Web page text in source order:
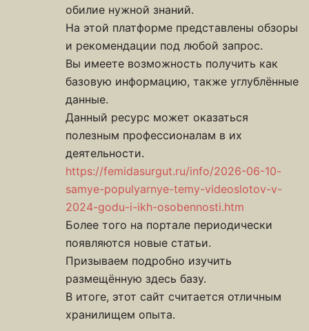
обилие нужной знаний.
На этой платформе представлены обзоры
и рекомендации под любой запрос.
Вы имеете возможность получить как
базовую информацию, также углублённые
данные.
Данный ресурс может оказаться
полезным профессионалам в их
деятельности.
https://femidasurgut.ru/info/2026-06-10-
samye-populyarnye-temy-videoslotov-v-
2024-godu-i-ikh-osobennosti.htm
Более того на портале периодически
появляются новые статьи.
Призываем подробно изучить
размещённую здесь базу.
В итоге, этот сайт считается отличным
хранилищем опыта.